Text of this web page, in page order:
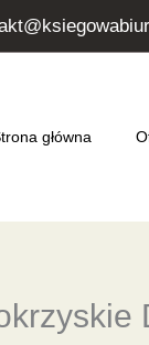
główna